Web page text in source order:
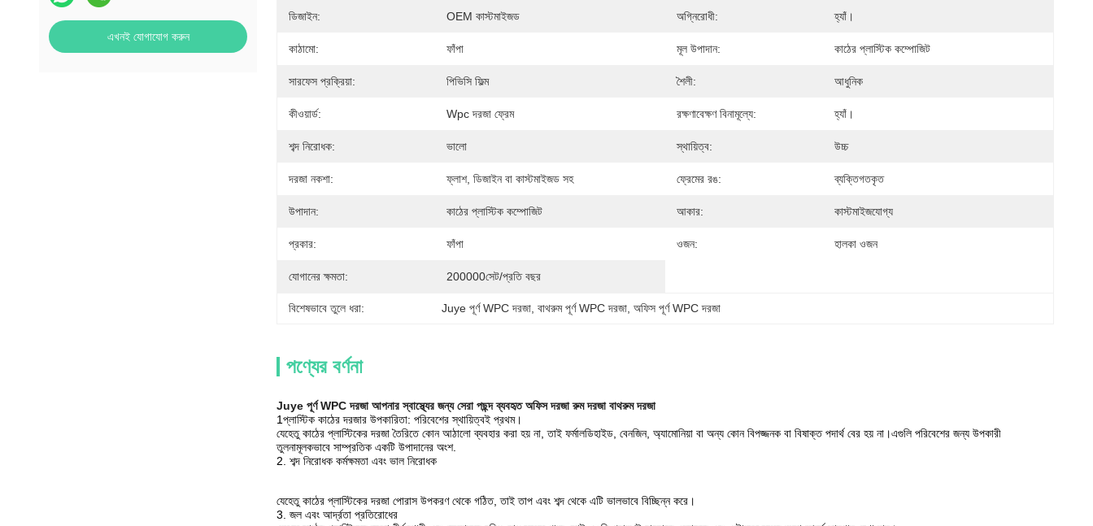
এখনই যোগাযোগ করুন
ডিজাইন: OEM কাস্টমাইজড অগ্নিরোধী: হ্যাঁ।
কাঠামো: ফাঁপা মূল উপাদান: কাঠের প্লাস্টিক কম্পোজিট
সারফেস প্রক্রিয়া: পিভিসি ফিল্ম শৈলী: আধুনিক
কীওয়ার্ড: Wpc দরজা ফ্রেম রক্ষণাবেক্ষণ বিনামূল্যে: হ্যাঁ।
শব্দ নিরোধক: ভালো স্থায়িত্ব: উচ্চ
দরজা নকশা: ফ্লাশ, ডিজাইন বা কাস্টমাইজড সহ ফ্রেমের রঙ: ব্যক্তিগতকৃত
উপাদান: কাঠের প্লাস্টিক কম্পোজিট আকার: কাস্টমাইজযোগ্য
প্রকার: ফাঁপা ওজন: হালকা ওজন
যোগানের ক্ষমতা: 200000সেট/প্রতি বছর
বিশেষভাবে তুলে ধরা: Juye পূর্ণ WPC দরজা , বাথরুম পূর্ণ WPC দরজা , অফিস পূর্ণ WPC দরজা
পণ্যের বর্ণনা
Juye পূর্ণ WPC দরজা আপনার স্বাস্থ্যের জন্য সেরা পছন্দ ব্যবহৃত অফিস দরজা রুম দরজা বাথরুম দরজা
1প্লাস্টিক কাঠের দরজার উপকারিতা: পরিবেশের স্থায়িত্বই প্রথম।
যেহেতু কাঠের প্লাস্টিকের দরজা তৈরিতে কোন আঠালো ব্যবহার করা হয় না, তাই ফর্মালডিহাইড, বেনজিন, অ্যামোনিয়া বা অন্য কোন বিপজ্জনক বা বিষাক্ত পদার্থ বের হয় না।এগুলি পরিবেশের জন্য উপকারী
তুলনামূলকভাবে সাম্প্রতিক একটি উপাদানের অংশ.
2. শব্দ নিরোধক কর্মক্ষমতা এবং ভাল নিরোধক
যেহেতু কাঠের প্লাস্টিকের দরজা পোরাস উপকরণ থেকে গঠিত, তাই তাপ এবং শব্দ থেকে এটি ভালভাবে বিচ্ছিন্ন করে।
3. জল এবং আর্দ্রতা প্রতিরোধের